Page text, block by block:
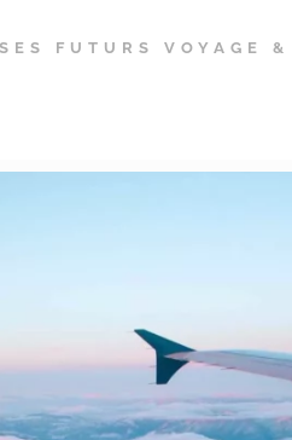
FUTURS VOYAGE